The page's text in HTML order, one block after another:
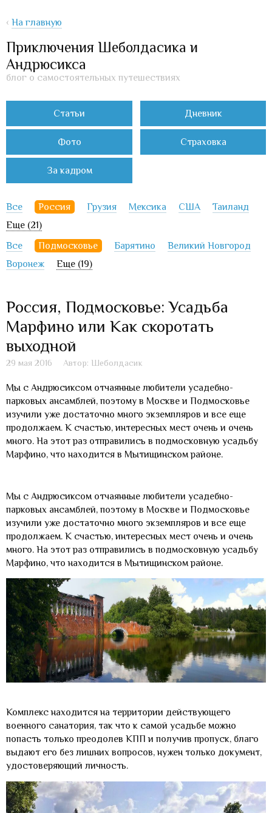
‹ На главную
Приключения Шеболдасика и
Андрюсикса
блог о самостоятельных путешествиях
Статьи Дневник
Фото Страховка
За кадром
Все Россия Грузия Мексика США
Таиланд
Еще (21)
Все
Подмосковье Барятино
Великий Новгород
Воронеж
Еще (19)
Россия, Подмосковье: Усадьба
Марфино или Как скоротать
выходной
29 мая 2016 Автор: Шеболдасик
Мы с Андрюсиксом отчаянные любители усадебно-
парковых ансамблей, поэтому в Москве и Подмосковье
изучили уже достаточно много экземпляров и все еще
продолжаем. К счастью, интересных мест очень и очень
много. На этот раз отправились в подмосковную усадьбу
Марфино, что находится в Мытищинском районе.
Мы с Андрюсиксом отчаянные любители усадебно-
парковых ансамблей, поэтому в Москве и Подмосковье
изучили уже достаточно много экземпляров и все еще
продолжаем. К счастью, интересных мест очень и очень
много. На этот раз отправились в подмосковную усадьбу
Марфино, что находится в Мытищинском районе.
Комплекс находится на территории действующего
военного санатория, так что к самой усадьбе можно
попасть только преодолев КПП и получив пропуск, благо
выдают его без лишних вопросов, нужен только документ,
удостоверяющий личность.